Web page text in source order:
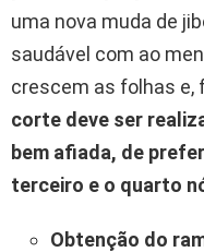
uma nova muda de
saudável com ao
crescem as folhas e,
corte deve ser
bem afiada, de
terceiro e o quarto
Obtenção do